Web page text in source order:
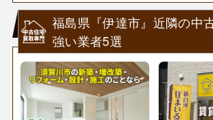
福島県『伊達市』近隣の中
強い業者5選